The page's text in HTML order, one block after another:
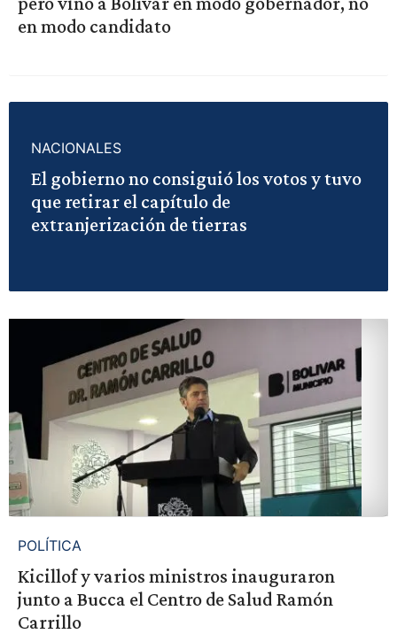
en modo candidato
NACIONALES
El gobierno no consiguió los votos y tuvo
que retirar el capítulo de
extranjerización de tierras
POLÍTICA
Kicillof y varios ministros inauguraron
junto a Bucca el Centro de Salud Ramón
Carrillo